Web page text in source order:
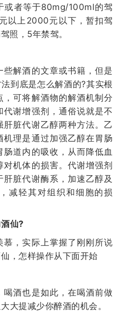
或者等于80mg/100ml的驾
以上2000元以下，暂扣驾
照，5年禁驾。
解酒的文章或书籍，但是
到底是怎么解酒的?其实根
可将解酒物的解酒机制分
谢增强剂，通俗说就是不
脏代谢乙醇两种方法。乙
理是通过加强乙醇在胃肠
道内的吸收，从而降低血
机体的损害。代谢增强剂
脏代谢酶系，加速乙醇及
减轻其对组织和细胞的损
仙?
，实际上掌握了刚刚所说
，怎样操作从下面开始
喝酒也是如此，在喝酒前做
大提减少你醉酒的机会。